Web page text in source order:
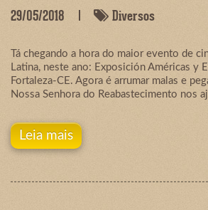
29/05/2018 Diversos
Tá chegando a hora do maior evento de
Latina, neste ano: Exposición Américas y
Fortaleza-CE. Agora é arrumar malas e
Nossa Senhora do Reabastecimento nos
Leia mais